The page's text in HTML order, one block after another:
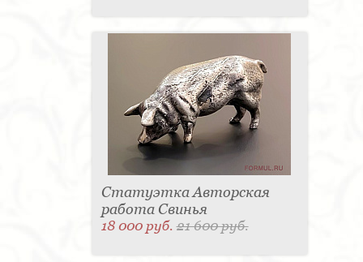
Статуэтка Авторская
работа Свинья
18 000 руб.21 600 руб.